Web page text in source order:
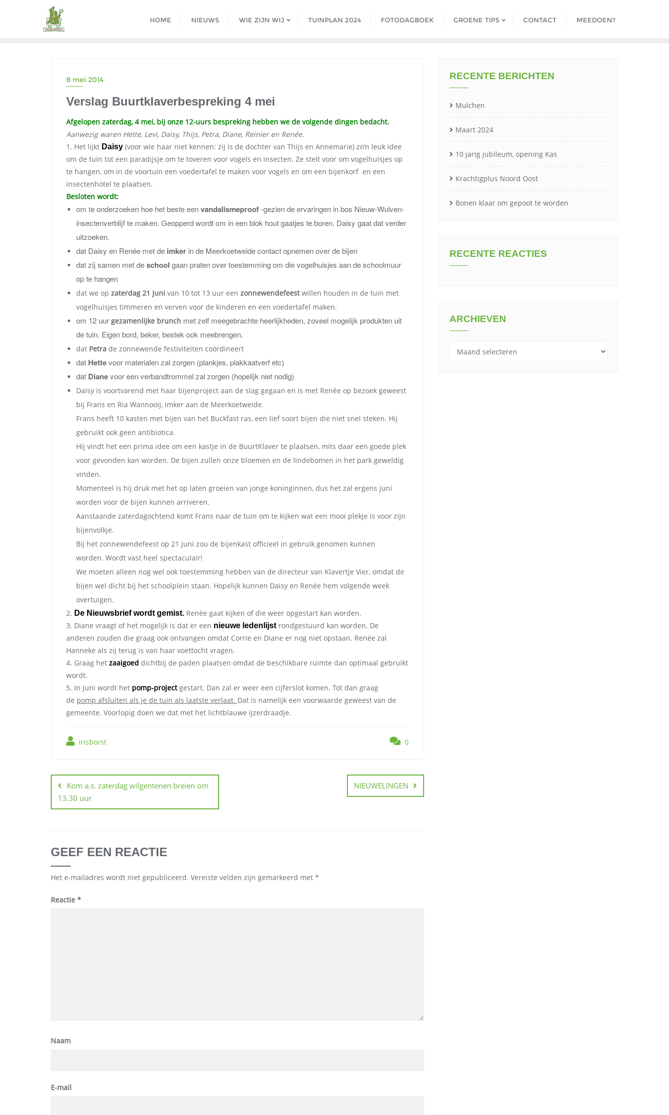
HOME NIEUWS WIE ZIJN WIJ TUINPLAN 2024 FOTODAGBOEK GROENE TIPS CONTACT MEEDOEN?
8 mei 2014
Verslag Buurtklaverbespreking 4 mei
Afgelopen zaterdag, 4 mei, bij onze 12-uurs bespreking hebben we de volgende dingen bedacht.
Aanwezig waren Hette, Levi, Daisy, Thijs, Petra, Diane, Reinier en Renée.
1. Het lijkt Daisy (voor wie haar niet kennen: zij is de dochter van Thijs en Annemarie) zo’n leuk idee
om de tuin tot een paradijsje om te toveren voor vogels en insecten. Ze stelt voor om vogelhuisjes op
te hangen, om in de voortuin een voedertafel te maken voor vogels en om een bijenkorf en een
insectenhotel te plaatsen.
Besloten wordt:
om te onderzoeken hoe het beste eenvandalismeproof-gezien de ervaringen in bos Nieuw-Wulven-
insectenverblijf te maken. Geopperd wordt om in een blok hout gaatjes te boren. Daisy gaat dat verder
uitzoeken.
dat Daisy en Renée met de imker in de Meerkoetweide contact opnemen over de bijen
dat zij samen met deschool gaan praten over toestemming om die vogelhuisjes aan de schoolmuur
op te hangen
dat we op zaterdag 21 juni van 10 tot 13 uur een zonnewendefeestwillen houden in de tuin met
vogelhuisjes timmeren en verven voor de kinderen en een voedertafel maken.
om 12 uur gezamenlijke brunch met zelf meegebrachte heerlijkheden, zoveel mogelijk produkten uit
de tuin. Eigen bord, beker, bestek ook meebrengen.
dat Petra de zonnewende festiviteiten coördineert
dat Hettevoor materialen zal zorgen (plankjes, plakkaatverf etc)
dat Dianevoor een verbandtrommel zal zorgen (hopelijk niet nodig)
Daisy is voortvarend met haar bijenproject aan de slag gegaan en is met Renée op bezoek geweest
bij Frans en Ria Wannooij, imker aan de Meerkoetweide.
Frans heeft 10 kasten met bijen van het Buckfast ras, een lief soort bijen die niet snel steken. Hij
gebruikt ook geen antibiotica.
Hij vindt het een prima idee om een kastje in de BuurtKlaver te plaatsen, mits daar een goede plek
voor gevonden kan worden. De bijen zullen onze bloemen en de lindebomen in het park geweldig
vinden.
Momenteel is hij druk met het op laten groeien van jonge koninginnen, dus het zal ergens juni
worden voor de bijen kunnen arriveren.
Aanstaande zaterdagochtend komt Frans naar de tuin om te kijken wat een mooi plekje is voor zijn
bijenvolkje.
Bij het zonnewendefeest op 21 juni zou de bijenkast officieel in gebruik genomen kunnen
worden. Wordt vast heel spectaculair!
We moeten alleen nog wel ook toestemming hebben van de directeur van Klavertje Vier, omdat de
bijen wel dicht bij het schoolplein staan. Hopelijk kunnen Daisy en Renée hem volgende week
overtuigen.
2. De Nieuwsbrief wordt gemist. Renée gaat kijken of die weer opgestart kan worden.
3. Diane vraagt of het mogelijk is dat er een nieuwe ledenlijstrondgestuurd kan worden. De
anderen zouden die graag ook ontvangen omdat Corrie en Diane er nog niet opstaan. Renée zal
Hanneke als zij terug is van haar voettocht vragen.
4. Graag het zaaigoed dichtbij de paden plaatsen omdat de beschikbare ruimte dan optimaal gebruikt
wordt.
5. In juni wordt het pomp-projectgestart. Dan zal er weer een cijferslot komen. Tot dan graag
de pomp afsluiten als je de tuin als laatste verlaat. Dat is namelijk een voorwaarde geweest van de
gemeente. Voorlopig doen we dat met het lichtblauwe ijzerdraadje.
irisborst 0
Kom a.s. zaterdag wilgentenen breien om
13.30 uur
NIEUWELINGEN
GEEF EEN REACTIE
Het e-mailadres wordt niet gepubliceerd. Vereiste velden zijn gemarkeerd met *
Reactie *
Naam
E-mail
RECENTE BERICHTEN
Mulchen
Maart 2024
10 jarig jubileum, opening Kas
Krachtigplus Noord Oost
Bonen klaar om gepoot te worden
RECENTE REACTIES
ARCHIEVEN
Archieven